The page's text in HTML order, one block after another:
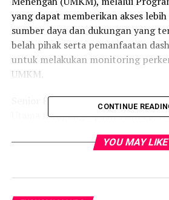
yang dapat memberikan akses
sumber daya dan dukungan yang
belah pihak serta pemanfaatan
untuk melakukan monitoring
UMKM.
Senior Executive Vice President
Utama mengungkapkan bahwa
BRI dalam membangun sinergi,
CONTINUE
YOU MAY LIKE